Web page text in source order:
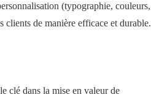
(typographie, couleurs,
clients de manière efficace et durable.
clé dans la mise en valeur de